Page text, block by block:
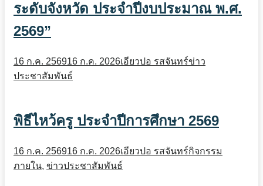
ระดับจังหวัด ประจำปีงบประมาณ พ.ศ.
2569”
16 ก.ค. 256916 ก.ค. 2026เอียวปอ รสจันทร์ข่าว
ประชาสัมพันธ์
พิธีไหว้ครู ประจำปีการศึกษา 2569
16 ก.ค. 256916 ก.ค. 2026เอียวปอ รสจันทร์กิจกรรม
ภายใน, ข่าวประชาสัมพันธ์